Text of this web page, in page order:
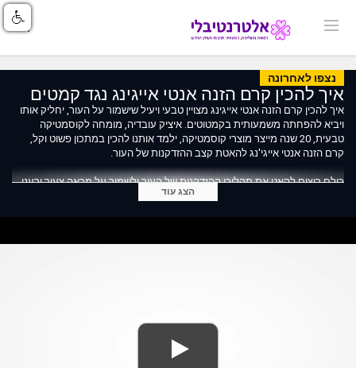
נצפו לאחרונה
איך להכין קרם הזנה אנטי אייגינג נגד קמטים
איך להכין קרם הזנה אנטי אייגינג מצויין טבעי ויעיל שישמור על העור, יחליק אותו
ויביא להפחתה משמעותית בקמטוטים. איציק עובדיה, מומחה לקוסמטיקה
טבעית, 20 שנה מייצר מוצרי קוסמטיקה, ילמד אותנו להכין במתכון פשוט וקל,
קרם הזנה אנטי אייגי'נג להאטת קצב ההזדקנות של העור.
כולם רוצים להאט את תהליכי ההזדקנות של העור ולשמור על מראה צעיר ורענן.
לכן, חשוב למרוח קרם הזנה כל לילה.הצג עוד